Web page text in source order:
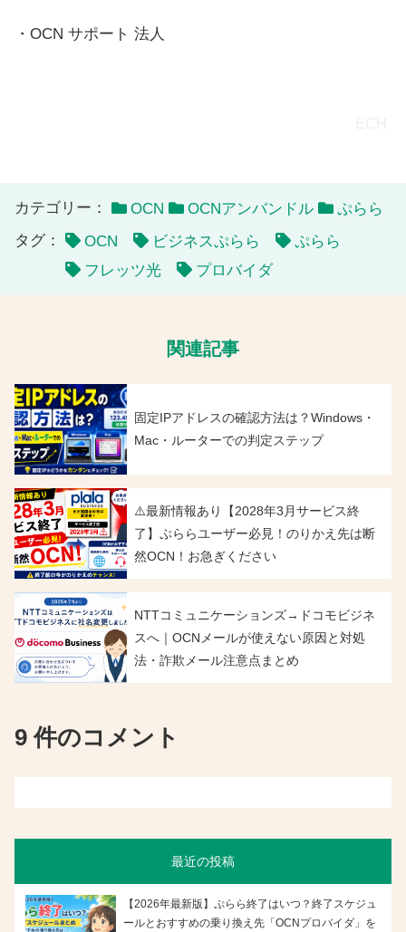
・OCN サポート 法人
カテゴリー： OCN OCNアンバンドル
ぷらら
タグ：
OCN ビジネスぷらら
ぷらら
フレッツ光
プロバイダ
関連記事
固定IPアドレスの確認方法は？Windows・
Mac・ルーターでの判定ステップ
⚠️最新情報あり【2028年3月サービス終
了】ぷららユーザー必見！のりかえ先は断
然OCN！お急ぎください
NTTコミュニケーションズ→ドコモビジネ
スへ｜OCNメールが使えない原因と対処
法・詐欺メール注意点まとめ
9 件のコメント
最近の投稿
【2026年最新版】ぷらら終了はいつ？終了スケジュ
ールとおすすめの乗り換え先「OCNプロバイダ」を